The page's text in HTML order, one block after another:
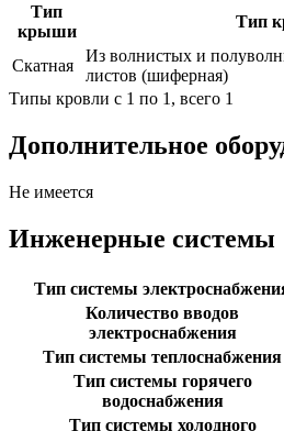
Тип
крыши
Тип
Скатная
Из волнистых и
листов (шиферная)
Типы кровли с 1 по 1, всего 1
Дополнительное
Не имеется
Инженерные системы
Тип системы
Количество вводов
электроснабжения
Тип системы теплоснабжения
Тип системы горячего
водоснабжения
Тип системы холодного